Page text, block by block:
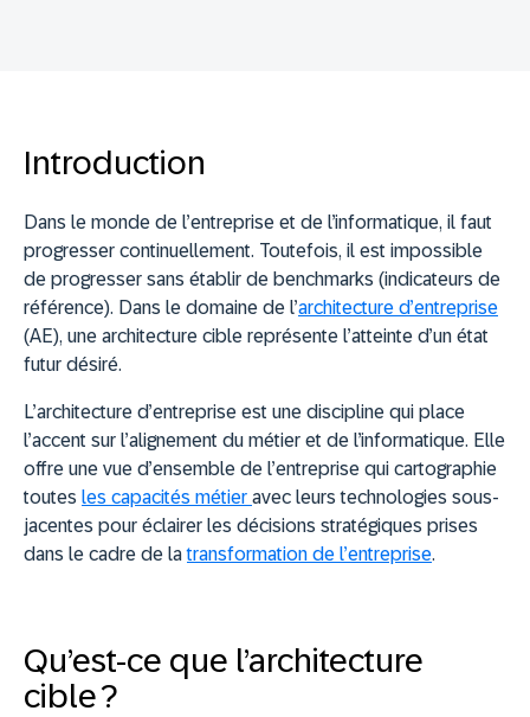
Introduction
Dans le monde de l’entreprise et de l’informatique, il faut
progresser continuellement. Toutefois, il est impossible
de progresser sans établir de benchmarks (indicateurs de
référence). Dans le domaine de l’architecture d’entreprise
(AE), une architecture cible représente l’atteinte d’un état
futur désiré.
L’architecture d’entreprise est une discipline qui place
l’accent sur l’alignement du métier et de l’informatique. Elle
offre une vue d’ensemble de l’entreprise qui cartographie
toutes les capacités métier avec leurs technologies sous-
jacentes pour éclairer les décisions stratégiques prises
dans le cadre de latransformation de l’entreprise.
Qu’est-ce que l’architecture
cible ?